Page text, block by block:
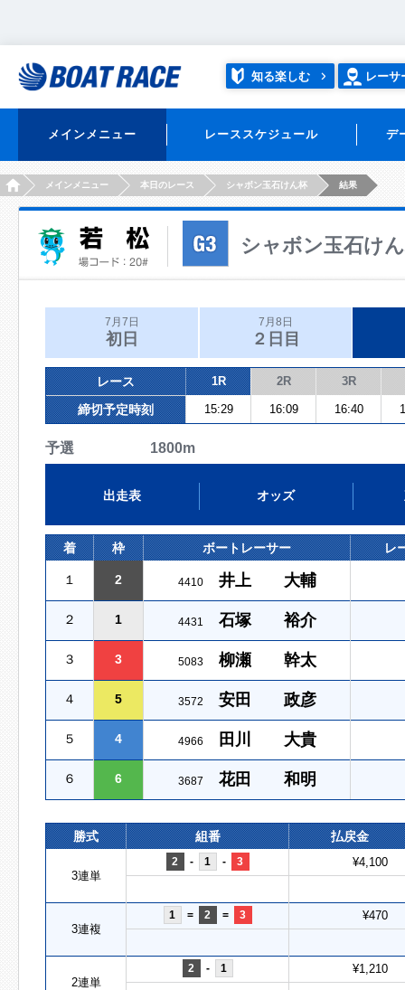
知る楽しむ レーサ
メインメニュー レーススケジュール デ
HOMEメインメニュー 本日のレース シャボン玉石けん杯 結果
シャボン玉石け
7月7日
初日
7月8日
２日目
レース 1R 2R 3R
締切予定時刻 15:29 16:09 16:40
予選 1800m
出走表 オッズ
着 枠 ボートレーサー レ
１ 2 4410 井上 大輔
２ 1 4431 石塚 裕介
３ 3 5083 柳瀬 幹太
４ 5 3572 安田 政彦
５ 4 4966 田川 大貴
６ 6 3687 花田 和明
勝式 組番 払戻金
3連単
2 - 1 - 3 ¥4,100
3連複
1 = 2 = 3 ¥470
2連単
2 - 1 ¥1,210